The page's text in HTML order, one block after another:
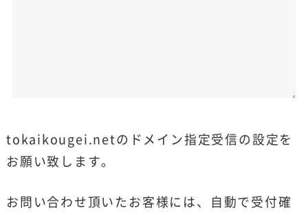
tokaikougei.netのドメイン指定受信の設定を
お願い致します。
お問い合わせ頂いたお客様には、自動で受付確